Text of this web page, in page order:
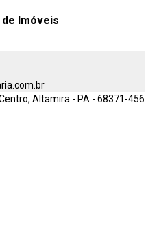
Imóveis
Altamira - PA - 68371-456